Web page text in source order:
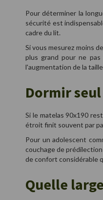
Pour déterminer la
sécurité est
cadre du lit.
Si vous mesurez moins
plus grand pour ne
l'augmentation de la
Dormir
Si le matelas 90x190
étroit finit souvent par
Pour un adolescent
couchage de
de confort considérable
Quelle